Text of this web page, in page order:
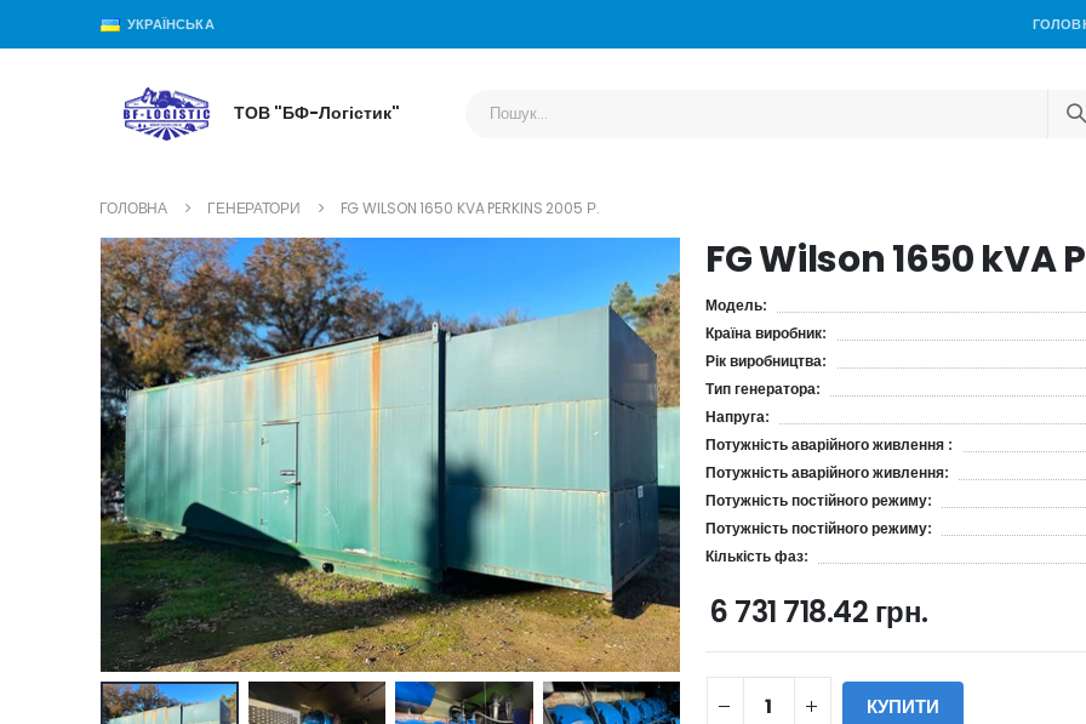
УКРАЇНСЬКА
ТОВ "БФ-Логістик"
ГОЛОВНА ГЕНЕРАТОРИ FG WILSON 1650 KVA PERKINS 2005 Р.
FG Wilson 1650 kVA
Модель:
Країна виробник:
Рік виробництва:
Тип генератора:
Напруга:
Потужність аварійного живлення :
Потужність аварійного живлення:
Потужність постійного режиму:
Потужність постійного режиму:
Кількість фаз:
6 731 718.42 грн.
КУПИТИ